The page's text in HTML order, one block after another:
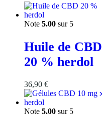
Note 5.00 sur 5
Huile de CBD
20 % herdol
36,90 €
Note 5.00 sur 5